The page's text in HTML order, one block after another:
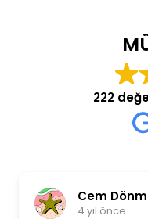
222
Cem
4 yıl önce